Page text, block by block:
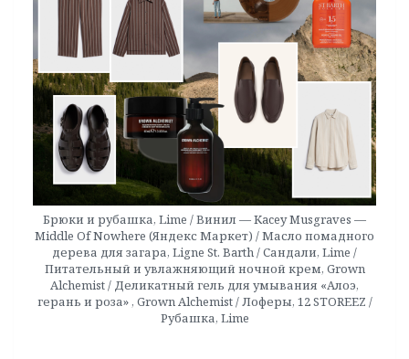
Брюки и рубашка, Lime / Винил — Kacey Musgraves —
Middle Of Nowhere (Яндекс Маркет) / Масло помадного
дерева для загара, Ligne St. Barth / Сандали, Lime /
Питательный и увлажняющий ночной крем, Grown
Alchemist / Деликатный гель для умывания «Алоэ,
герань и роза» , Grown Alchemist / Лоферы, 12 STOREEZ /
Рубашка, Lime